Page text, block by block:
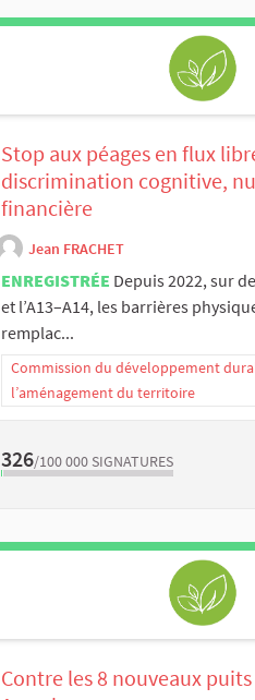
Stop aux péages en flux
discrimination cognitive,
financière
Jean FRACHET
ENREGISTRÉE Depuis 2022, sur
et l’A13–A14, les barrières
remplac...
Commission du développement
l’aménagement du territoire
326/100 000 SIGNATURES
Contre les 8 nouveaux